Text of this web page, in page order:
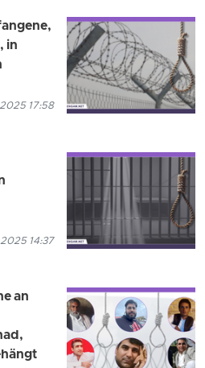
in
17:58
14:37
an